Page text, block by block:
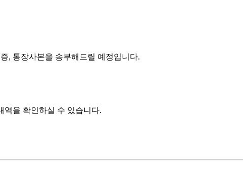
, 통장사본을 송부해드릴 예정입니다.
역을 확인하실 수 있습니다.